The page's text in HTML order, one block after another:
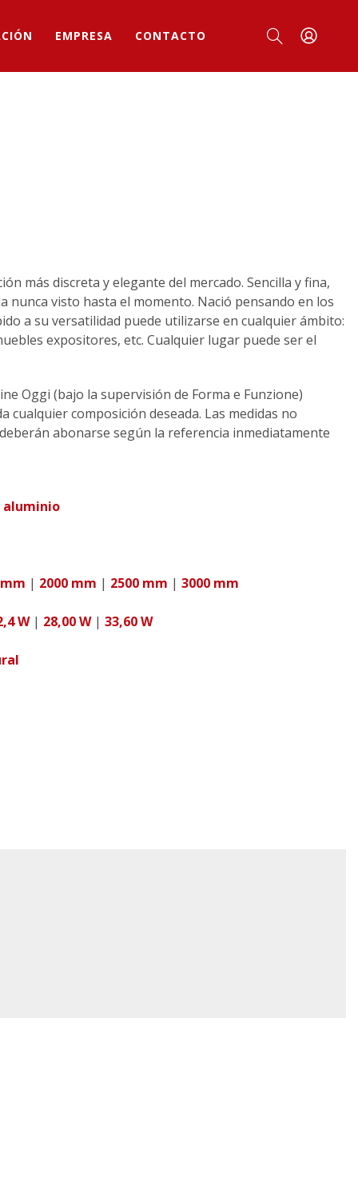
EMPRESA CONTACTO
más discreta y elegante del mercado. Sencilla y fina,
nunca visto hasta el momento. Nació pensando en los
a su versatilidad puede utilizarse en cualquier ámbito:
expositores, etc. Cualquier lugar puede ser el
Oggi (bajo la supervisión de Forma e Funzione)
cualquier composición deseada. Las medidas no
abonarse según la referencia inmediatamente
aluminio
| 2000 mm | 2500 mm | 3000 mm
W| 28,00 W| 33,60 W